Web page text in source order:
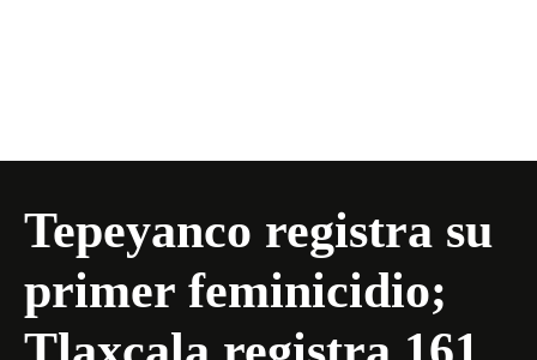
Tepeyanco registra su
primer feminicidio;